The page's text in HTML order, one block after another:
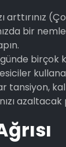
arttırınız
bir
birçok
tansiyon,